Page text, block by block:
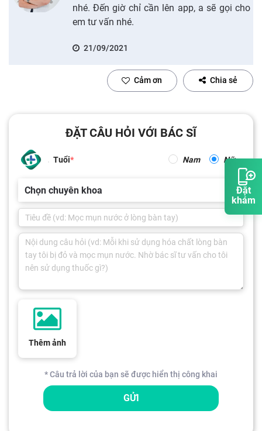
Đặt
khám
nhé. Đến giờ chỉ cần lên app, a sẽ gọi cho
em tư vấn nhé.
21/09/2021
Cảm ơn Chia sẻ
ĐẶT CÂU HỎI VỚI BÁC SĨ
Tuổi Nam Nữ
Chọn chuyên khoa
Thêm ảnh
* Câu trả lời của bạn sẽ được hiển thị công khai
GỬI